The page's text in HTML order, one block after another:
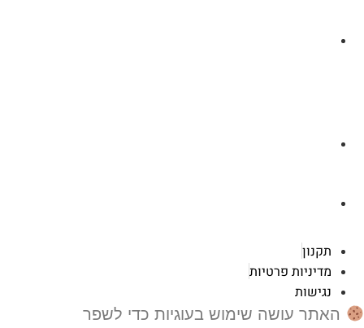
תקנון
מדיניות פרטיות
נגישות
האתר עושה שימוש בעוגיות כדי לשפר